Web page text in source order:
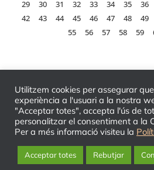
29
30 31 32 33 34 35 36
42
43 44 45 46 47 48 49
55
56 57 58 59
© 2026 TLC - Tribunal
Informació
Utilitzem cookies per assegurar
experiència a l'usuari a la nostra
"Acceptar totes", accepta l'ús de
personalitzar el consentiment a la
Per a més informació visiteu la
Acceptar totes Rebutjar